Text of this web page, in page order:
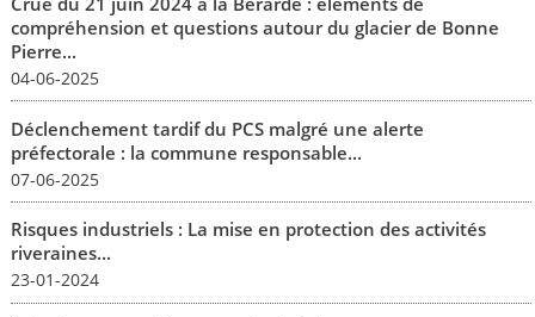
compréhension et questions autour du glacier de Bonne
Pierre...
04-06-2025
Déclenchement tardif du PCS malgré une alerte
préfectorale : la commune responsable...
07-06-2025
Risques industriels : La mise en protection des activités
riveraines...
23-01-2024